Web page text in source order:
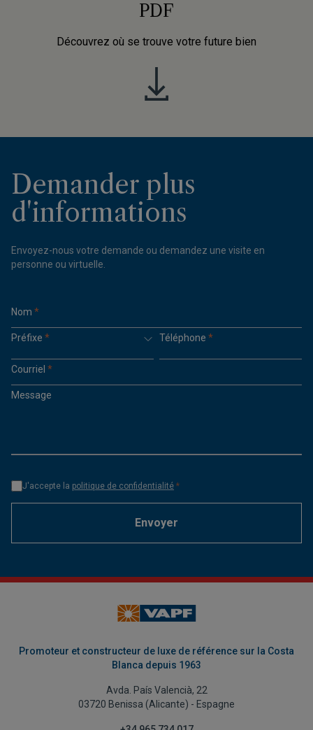
PDF
Découvrez où se trouve votre future bien
Demander plus
d'informations
Envoyez-nous votre demande ou demandez une visite en
personne ou virtuelle.
Nom *
Préfixe * Téléphone *
Courriel *
Message
J'accepte la politique de confidentialité *
Envoyer
Promoteur et constructeur de luxe de référence sur la Costa
Blanca depuis 1963
Avda. País Valencià, 22
03720 Benissa (Alicante) - Espagne